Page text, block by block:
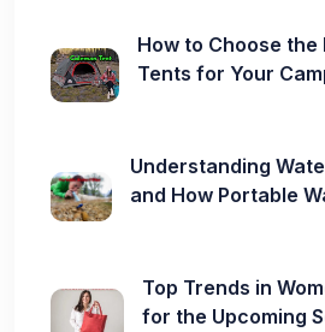
How to Choose the
Tents for Your
Understanding
and How Portable
Top Trends in
for the Upcoming